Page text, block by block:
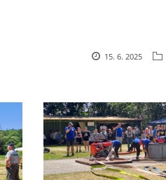
15. 6. 2025